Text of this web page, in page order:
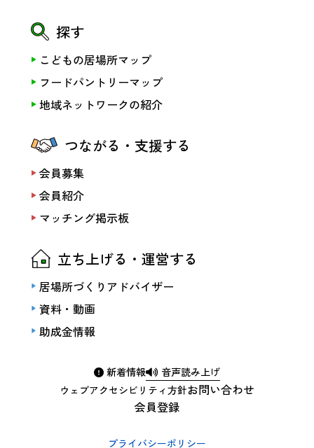
新着情報 音声読み上げ
会員登録
お問い合わせ
ウェブアクセシビリティ方針
探す
こどもの居場所マップ
フードパントリーマップ
地域ネットワークの紹介
つながる・支援する
会員募集
会員紹介
マッチング掲示板
立ち上げる・運営する
居場所づくりアドバイザー
資料・動画
助成金情報
プライバシーポリシー